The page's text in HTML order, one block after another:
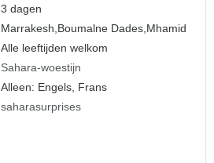
3 dagen
Marrakesh, Boumalne Dades, Mhamid
Alle leeftijden welkom
Sahara-woestijn
Alleen: Engels, Frans
saharasurprises